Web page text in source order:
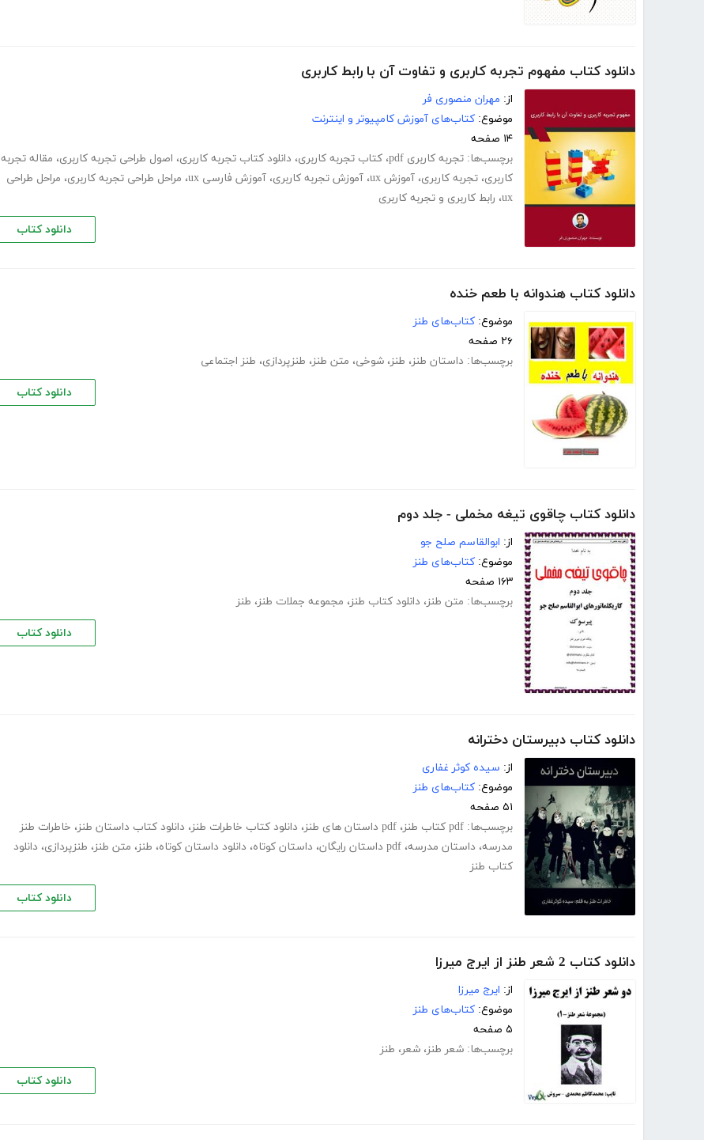
دانلود کتاب مفهوم تجربه کاربری و تفاوت آن با رابط کاربری
از: مهران منصوری فر
موضوع: کتاب‌های آموزش کامپیوتر و اینترنت
۱۴ صفحه
برچسب‌ها: تجربه کاربری pdf ، کتاب تجربه کاربری، دانلود کتاب تجربه کاربری، اصول طراحی تجربه کاربری، مقاله تجربه
کاربری، تجربه کاربری، آموزش ux ، آموزش تجربه کاربری، آموزش فارسی ux ، مراحل طراحی تجربه کاربری، مراحل طراحی
ux، رابط کاربری و تجربه کاربری
دانلود کتاب
دانلود کتاب هندوانه با طعم خنده
موضوع: کتاب‌های طنز
۲۶ صفحه
برچسب‌ها: داستان طنز، طنز، شوخی، متن طنز، طنزپردازی، طنز اجتماعی
دانلود کتاب
دانلود کتاب چاقوی تیغه مخملی - جلد دوم
از: ابوالقاسم صلح جو
موضوع: کتاب‌های طنز
۱۶۳ صفحه
برچسب‌ها: متن طنز، دانلود کتاب طنز، مجموعه جملات طنز، طنز
دانلود کتاب
دانلود کتاب دبیرستان دخترانه
از: سیده کوثر غفاری
موضوع: کتاب‌های طنز
۵۱ صفحه
برچسب‌ها: pdf کتاب طنز ، pdf داستان های طنز ، دانلود کتاب خاطرات طنز، دانلود کتاب داستان طنز، خاطرات طنز
مدرسه، داستان مدرسه، pdf داستان رایگان ، داستان کوتاه، دانلود داستان کوتاه، طنز، متن طنز، طنزپردازی، دانلود
کتاب طنز
دانلود کتاب
دانلود کتاب 2 شعر طنز از ایرج میرزا
از: ایرج میرزا
موضوع: کتاب‌های طنز
۵ صفحه
برچسب‌ها: شعر طنز، شعر، طنز
دانلود کتاب